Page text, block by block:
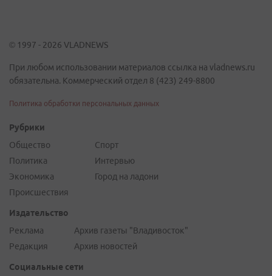
© 1997 - 2026 VLADNEWS
При любом использовании материалов ссылка на vladnews.ru
обязательна. Коммерческий отдел 8 (423) 249-8800
Политика обработки персональных данных
Рубрики
Общество
Политика
Экономика
Происшествия
Спорт
Интервью
Город на ладони
Издательство
Реклама
Редакция
Архив газеты "Владивосток"
Архив новостей
Социальные сети